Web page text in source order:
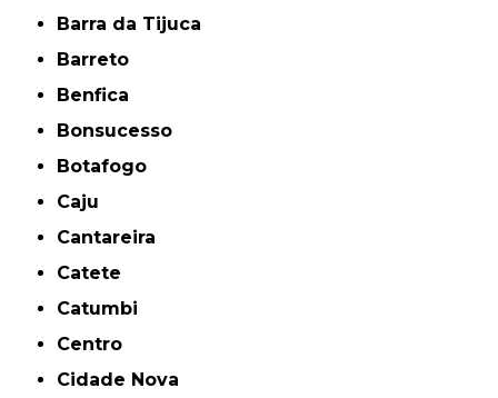
Barra da Tijuca
Barreto
Benfica
Bonsucesso
Botafogo
Caju
Cantareira
Catete
Catumbi
Centro
Cidade Nova